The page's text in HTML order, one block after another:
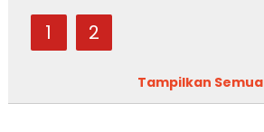
1 2
Tampilkan Semua